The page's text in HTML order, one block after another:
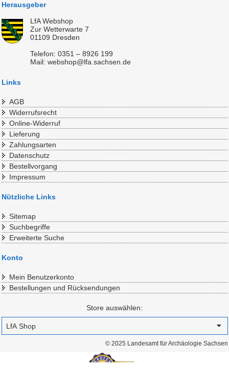
Herausgeber
LfA Webshop
Zur Wetterwarte 7
01109 Dresden
Telefon: 0351 – 8926 199
Mail: webshop@lfa.sachsen.de
Links
AGB
Widerrufsrecht
Online-Widerruf
Lieferung
Zahlungsarten
Datenschutz
Bestellvorgang
Impressum
Nützliche Links
Sitemap
Suchbegriffe
Erweiterte Suche
Konto
Mein Benutzerkonto
Bestellungen und Rücksendungen
Store auswählen:
© 2025 Landesamt für Archäologie Sachsen